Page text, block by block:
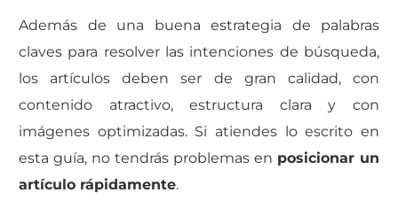
Además de una buena estrategia de palabras
claves para resolver las intenciones de búsqueda,
los artículos deben ser de gran calidad, con
contenido atractivo, estructura clara y con
imágenes optimizadas. Si atiendes lo escrito en
esta guía, no tendrás problemas en posicionar un
artículo rápidamente.